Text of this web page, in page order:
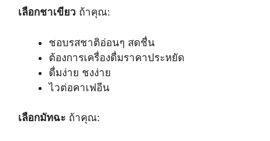
เลือกชาเขียว ถ้าคุณ:
ชอบรสชาติอ่อนๆ สดชื่น
ต้องการเครื่องดื่มราคาประหยัด
ดื่มง่าย ชงง่าย
ไวต่อคาเฟอีน
เลือกมัทฉะ ถ้าคุณ: